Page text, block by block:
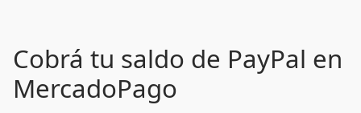
Cobrá tu saldo de PayPal en
MercadoPago